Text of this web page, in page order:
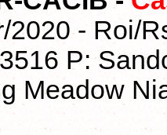
2020 - Roi/
P:
Meadow